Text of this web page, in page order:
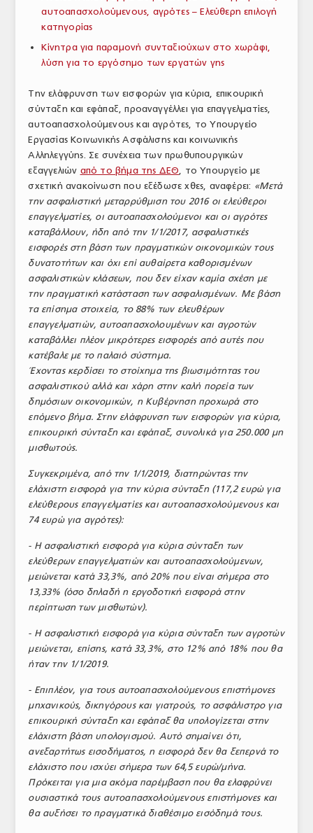
ΕΞΟΠΛΙΣΜΟΣ
ΕΜΠΟΡΙΚΟΙ ΑΝΤΙΠΡΟΣΩΠΟΙ
ΝΟΜΟΘΕΣΙΑ
ΕΛΛΗΝΙΚΗ ΝΟΜΟΘΕΣΙΑ
ΕΥΡΩΠΑΪΚΗ ΝΟΜΟΘΕΣΙΑ
ΤΟ ΠΕΡΙΟΔΙΚΟ
Profile
ΑΡΧΕΙΟ ΤΕΥΧΩΝ
ΣΥΝΕΔΡΙΟ ΚΡΕΑΤΟΣ
αυτοαπασχολούμενους, αγρότες – Ελεύθερη επιλογή
κατηγορίας
Κίνητρα για παραμονή συνταξιούχων στο χωράφι,
λύση για το εργόσημο των εργατών γης
Την ελάφρυνση των εισφορών για κύρια, επικουρική
σύνταξη και εφάπαξ, προαναγγέλλει για επαγγελματίες,
αυτοαπασχολούμενους και αγρότες, το Υπουργείο
Εργασίας Κοινωνικής Ασφάλισης και κοινωνικής
Αλληλεγγύης. Σε συνέχεια των πρωθυπουργικών
εξαγγελιών από το βήμα της ΔΕΘ, το Υπουργείο με
σχετική ανακοίνωση που εξέδωσε χθες, αναφέρει: «Μετά
την ασφαλιστική μεταρρύθμιση του 2016 οι ελεύθεροι
επαγγελματίες, οι αυτοαπασχολούμενοι και οι αγρότες
καταβάλλουν, ήδη από την 1/1/2017, ασφαλιστικές
εισφορές στη βάση των πραγματικών οικονομικών τους
δυνατοτήτων και όχι επί αυθαίρετα καθορισμένων
ασφαλιστικών κλάσεων, που δεν είχαν καμία σχέση με
την πραγματική κατάσταση των ασφαλισμένων. Με βάση
τα επίσημα στοιχεία, το 88% των ελευθέρων
επαγγελματιών, αυτοαπασχολουμένων και αγροτών
καταβάλλει πλέον μικρότερες εισφορές από αυτές που
κατέβαλε με το παλαιό σύστημα.
Έχοντας κερδίσει το στοίχημα της βιωσιμότητας του
ασφαλιστικού αλλά και χάρη στην καλή πορεία των
δημόσιων οικονομικών, η Κυβέρνηση προχωρά στο
επόμενο βήμα. Στην ελάφρυνση των εισφορών για κύρια,
επικουρική σύνταξη και εφάπαξ, συνολικά για 250.000 μη
μισθωτούς.
Συγκεκριμένα, από την 1/1/2019, διατηρώντας την
ελάχιστη εισφορά για την κύρια σύνταξη (117,2 ευρώ για
ελεύθερους επαγγελματίες και αυτοαπασχολούμενους και
74 ευρώ για αγρότες):
- Η ασφαλιστική εισφορά για κύρια σύνταξη των
ελεύθερων επαγγελματιών και αυτοαπασχολούμενων,
μειώνεται κατά 33,3%, από 20% που είναι σήμερα στο
13,33% (όσο δηλαδή η εργοδοτική εισφορά στην
περίπτωση των μισθωτών).
- Η ασφαλιστική εισφορά για κύρια σύνταξη των αγροτών
μειώνεται, επίσης, κατά 33,3%, στο 12% από 18% που θα
ήταν την 1/1/2019.
- Επιπλέον, για τους αυτοαπασχολούμενους επιστήμονες
μηχανικούς, δικηγόρους και γιατρούς, το ασφάλιστρο για
επικουρική σύνταξη και εφάπαξ θα υπολογίζεται στην
ελάχιστη βάση υπολογισμού. Αυτό σημαίνει ότι,
ανεξαρτήτως εισοδήματος, η εισφορά δεν θα ξεπερνά το
ελάχιστο που ισχύει σήμερα των 64,5 ευρώ/μήνα.
Πρόκειται για μια ακόμα παρέμβαση που θα ελαφρύνει
ουσιαστικά τους αυτοαπασχολούμενους επιστήμονες και
θα αυξήσει το πραγματικά διαθέσιμο εισόδημά τους.